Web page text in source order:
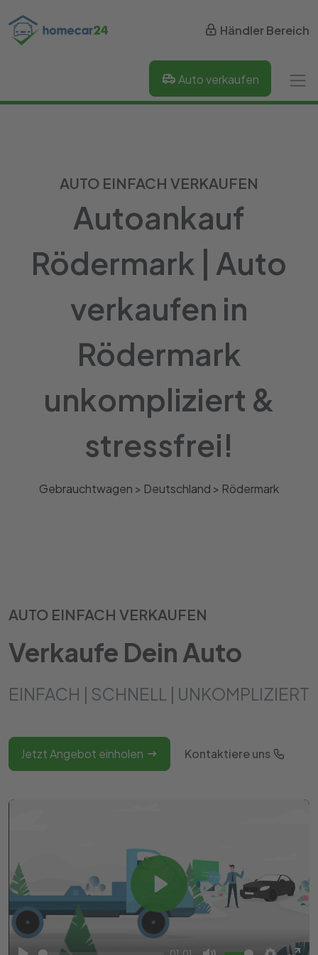
Händler Bereich
Auto verkaufen
AUTO EINFACH VERKAUFEN
Autoankauf
Rödermark | Auto
verkaufen in
Rödermark
unkompliziert &
stressfrei!
Gebrauchtwagen > Deutschland > Rödermark
AUTO EINFACH VERKAUFEN
Verkaufe Dein Auto
EINFACH | SCHNELL | UNKOMPLIZIERT
Jetzt Angebot einholen Kontaktiere uns
Play